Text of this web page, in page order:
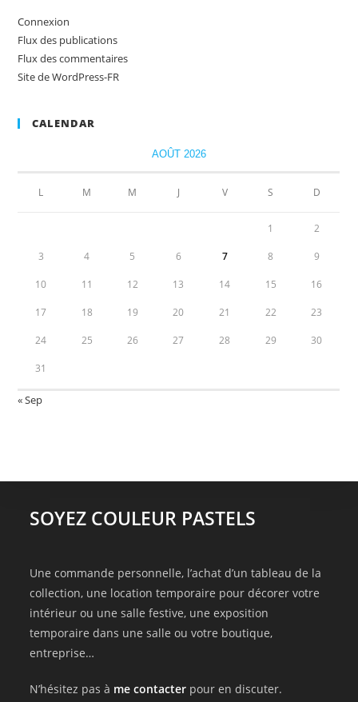
Connexion
Flux des publications
Flux des commentaires
Site de WordPress-FR
CALENDAR
AOÛT 2026
L M M J V S D
1 2
3 4 5 6 7 8 9
10 11 12 13 14 15 16
17 18 19 20 21 22 23
24 25 26 27 28 29 30
31
« Sep
SOYEZ COULEUR PASTELS
Une commande personnelle, l’achat d’un tableau de la
collection, une location temporaire pour décorer votre
intérieur ou une salle festive, une exposition
temporaire dans une salle ou votre boutique,
entreprise…
N’hésitez pas à me contacter pour en discuter.